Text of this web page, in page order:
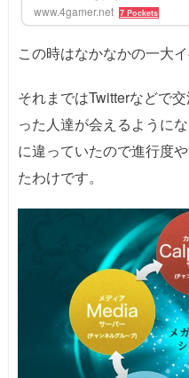
イヤーも多いのではないだろうか。そこで，メ
注意点などについて，日本運営プロデューサーの
www.4gamer.net 7 Pockets
この時はなかなかの一大イ
それまではTwitterなどで
った人達が会えるように
に違っていたので進行度
たわけです。